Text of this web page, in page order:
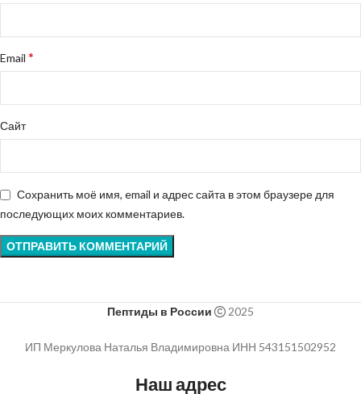
Email *
Сайт
Сохранить моё имя, email и адрес сайта в этом браузере для
последующих моих комментариев.
Пептиды в России 2025
ИП Меркулова Наталья Владимировна ИНН 543151502952
Наш адрес